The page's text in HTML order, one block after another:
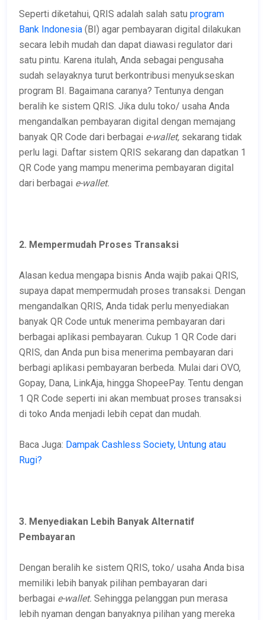
Seperti diketahui, QRIS adalah salah satu program
Bank Indonesia (BI) agar pembayaran digital dilakukan
secara lebih mudah dan dapat diawasi regulator dari
satu pintu. Karena itulah, Anda sebagai pengusaha
sudah selayaknya turut berkontribusi menyukseskan
program BI. Bagaimana caranya? Tentunya dengan
beralih ke sistem QRIS. Jika dulu toko/ usaha Anda
mengandalkan pembayaran digital dengan memajang
banyak QR Code dari berbagai e-wallet, sekarang tidak
perlu lagi. Daftar sistem QRIS sekarang dan dapatkan 1
QR Code yang mampu menerima pembayaran digital
dari berbagai e-wallet.
2. Mempermudah Proses Transaksi
Alasan kedua mengapa bisnis Anda wajib pakai QRIS,
supaya dapat mempermudah proses transaksi. Dengan
mengandalkan QRIS, Anda tidak perlu menyediakan
banyak QR Code untuk menerima pembayaran dari
berbagai aplikasi pembayaran. Cukup 1 QR Code dari
QRIS, dan Anda pun bisa menerima pembayaran dari
berbagi aplikasi pembayaran berbeda. Mulai dari OVO,
Gopay, Dana, LinkAja, hingga ShopeePay. Tentu dengan
1 QR Code seperti ini akan membuat proses transaksi
di toko Anda menjadi lebih cepat dan mudah.
Baca Juga: Dampak Cashless Society, Untung atau
Rugi?
3. Menyediakan Lebih Banyak Alternatif
Pembayaran
Dengan beralih ke sistem QRIS, toko/ usaha Anda bisa
memiliki lebih banyak pilihan pembayaran dari
berbagai e-wallet. Sehingga pelanggan pun merasa
lebih nyaman dengan banyaknya pilihan yang mereka